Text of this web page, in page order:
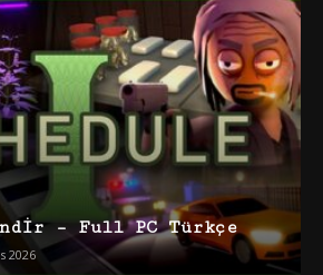
– Full PC Türkçe
2026